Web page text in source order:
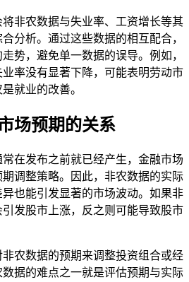
非农数据与失业率、工资增长等其
分析。通过这些数据的相互配合，
势，避免单一数据的误导。例如，
率没有显著下降，可能表明劳动市
就业的改善。
场预期的关系
在发布之前就已经产生，金融市场
调整策略。因此，非农数据的实际
也能引发显著的市场波动。如果非
发股市上涨，反之则可能导致股市
农数据的预期来调整投资组合或经
据的难点之一就是评估预期与实际